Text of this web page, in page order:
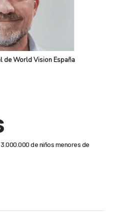
de World Vision España
de niños menores de